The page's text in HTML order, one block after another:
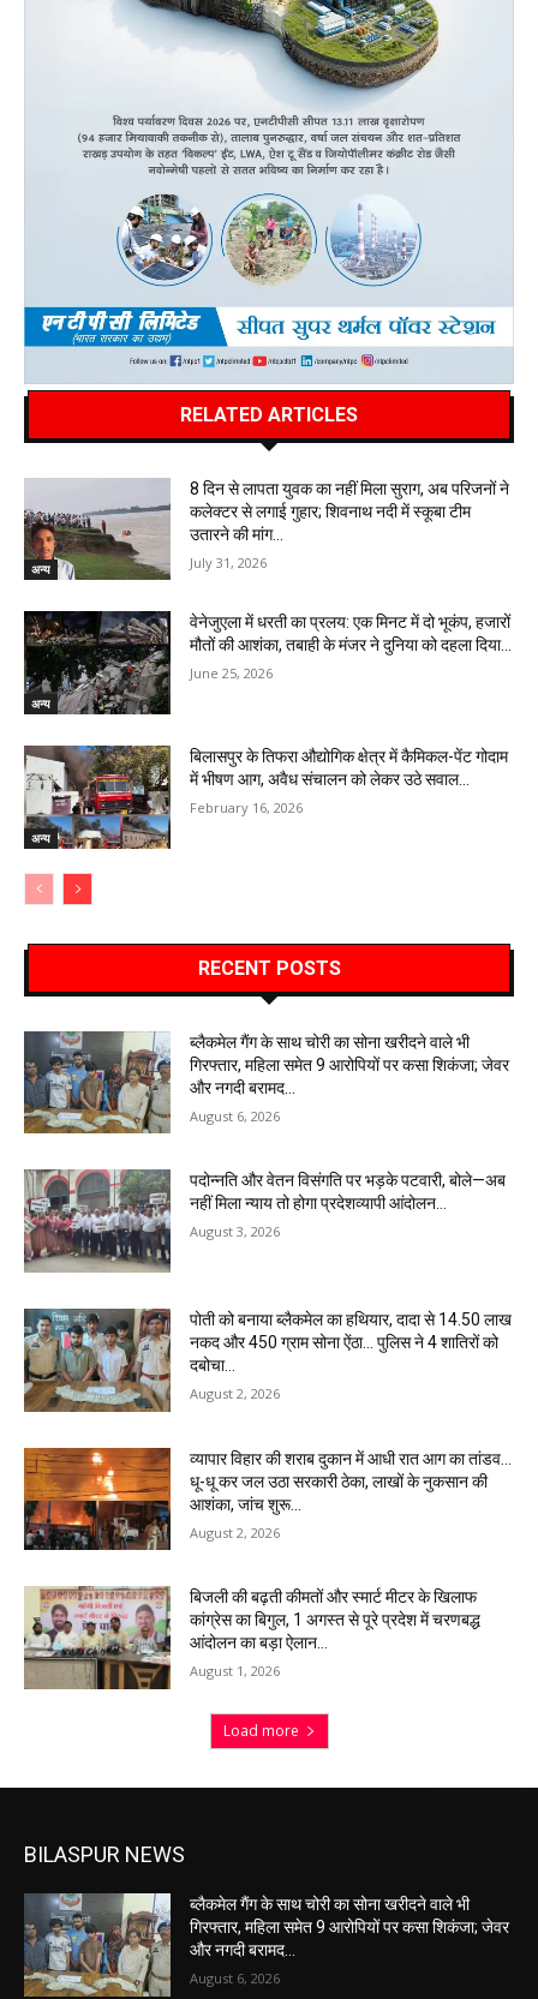
RELATED ARTICLES
अन्य
8 दिन से लापता युवक का नहीं मिला सुराग, अब परिजनों ने
कलेक्टर से लगाई गुहार; शिवनाथ नदी में स्कूबा टीम
उतारने की मांग…
July 31, 2026
अन्य
वेनेजुएला में धरती का प्रलय: एक मिनट में दो भूकंप, हजारों
मौतों की आशंका, तबाही के मंजर ने दुनिया को दहला दिया…
June 25, 2026
अन्य
बिलासपुर के तिफरा औद्योगिक क्षेत्र में कैमिकल-पेंट गोदाम
में भीषण आग, अवैध संचालन को लेकर उठे सवाल…
February 16, 2026
RECENT POSTS
ब्लैकमेल गैंग के साथ चोरी का सोना खरीदने वाले भी
गिरफ्तार, महिला समेत 9 आरोपियों पर कसा शिकंजा; जेवर
और नगदी बरामद…
August 6, 2026
पदोन्नति और वेतन विसंगति पर भड़के पटवारी, बोले—अब
नहीं मिला न्याय तो होगा प्रदेशव्यापी आंदोलन…
August 3, 2026
पोती को बनाया ब्लैकमेल का हथियार, दादा से 14.50 लाख
नकद और 450 ग्राम सोना ऐंठा… पुलिस ने 4 शातिरों को
दबोचा…
August 2, 2026
व्यापार विहार की शराब दुकान में आधी रात आग का तांडव…
धू-धू कर जल उठा सरकारी ठेका, लाखों के नुकसान की
आशंका, जांच शुरू…
August 2, 2026
बिजली की बढ़ती कीमतों और स्मार्ट मीटर के खिलाफ
कांग्रेस का बिगुल, 1 अगस्त से पूरे प्रदेश में चरणबद्ध
आंदोलन का बड़ा ऐलान…
August 1, 2026
Load more
BILASPUR NEWS
ब्लैकमेल गैंग के साथ चोरी का सोना खरीदने वाले भी
गिरफ्तार, महिला समेत 9 आरोपियों पर कसा शिकंजा; जेवर
और नगदी बरामद…
August 6, 2026